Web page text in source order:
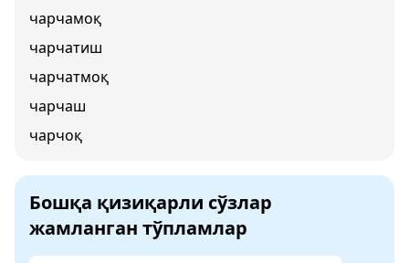
чарчамоқ
чарчатиш
чарчатмоқ
чарчаш
чарчоқ
Бошқа қизиқарли сўзлар
жамланган тўпламлар